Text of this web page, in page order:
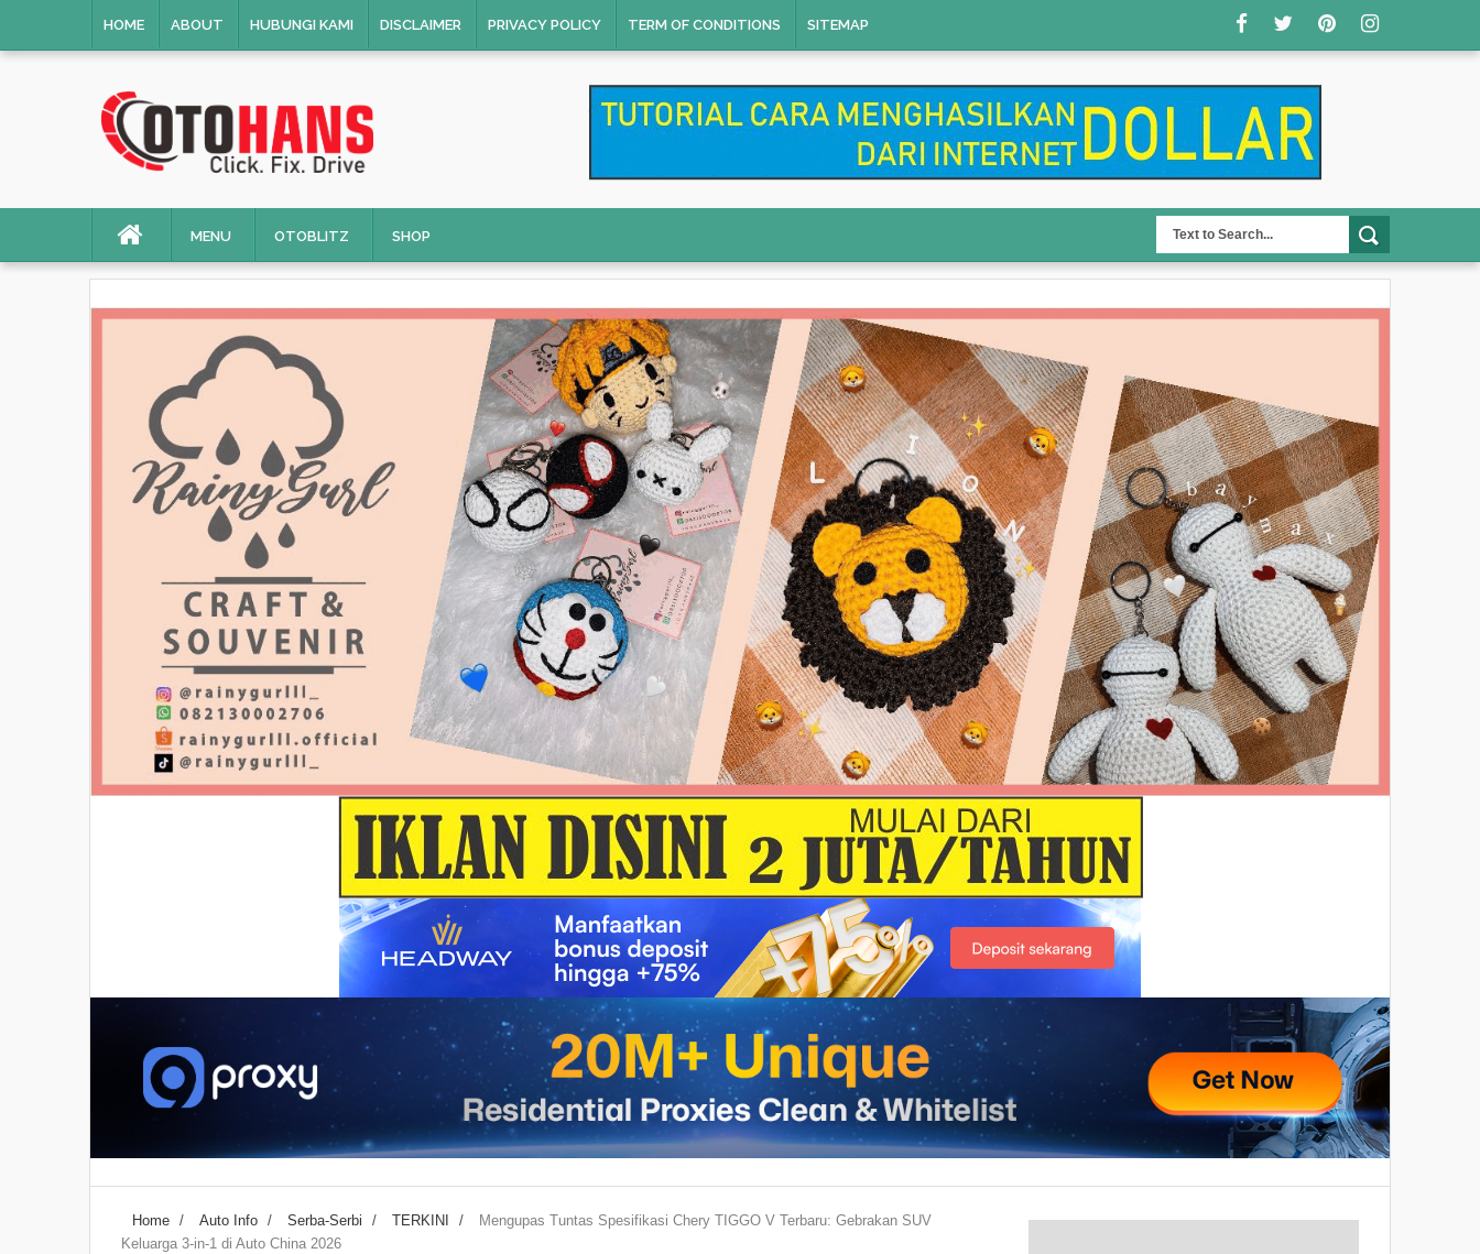
HOME ABOUT HUBUNGI KAMI DISCLAIMER PRIVACY POLICY TERM OF CONDITIONS SITEMAP
MENU OTOBLITZ SHOP
Home / Auto Info / Serba-Serbi / TERKINI /
Mengupas Tuntas Spesifikasi Chery TIGGO V Terbaru: Gebrakan SUV
Keluarga 3-in-1 di Auto China 2026